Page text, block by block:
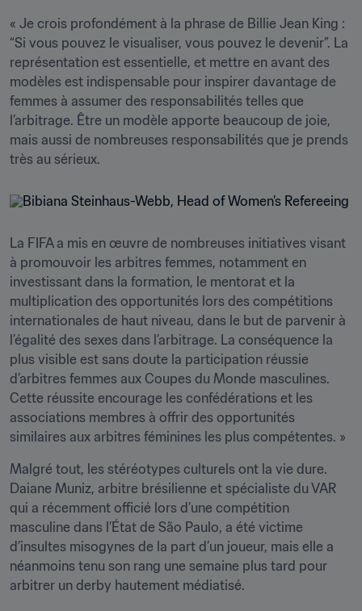
« Je crois profondément à la phrase de Billie Jean King :
“Si vous pouvez le visualiser, vous pouvez le devenir”. La
représentation est essentielle, et mettre en avant des
modèles est indispensable pour inspirer davantage de
femmes à assumer des responsabilités telles que
l’arbitrage. Être un modèle apporte beaucoup de joie,
mais aussi de nombreuses responsabilités que je prends
très au sérieux.
La FIFA a mis en œuvre de nombreuses initiatives visant
à promouvoir les arbitres femmes, notamment en
investissant dans la formation, le mentorat et la
multiplication des opportunités lors des compétitions
internationales de haut niveau, dans le but de parvenir à
l’égalité des sexes dans l’arbitrage. La conséquence la
plus visible est sans doute la participation réussie
d’arbitres femmes aux Coupes du Monde masculines.
Cette réussite encourage les confédérations et les
associations membres à offrir des opportunités
similaires aux arbitres féminines les plus compétentes. »
Malgré tout, les stéréotypes culturels ont la vie dure.
Daiane Muniz, arbitre brésilienne et spécialiste du VAR
qui a récemment officié lors d’une compétition
masculine dans l’État de São Paulo, a été victime
d’insultes misogynes de la part d’un joueur, mais elle a
néanmoins tenu son rang une semaine plus tard pour
arbitrer un derby hautement médiatisé.